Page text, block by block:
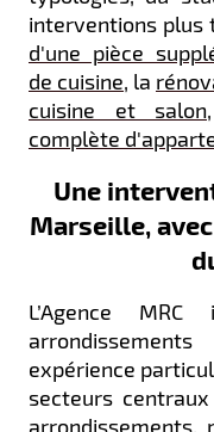
interventions plus
d'une pièce
de cuisine, la
cuisine et salon
complète
Une
Marseille,
L’Agence
expérience
secteurs
arrondissements,